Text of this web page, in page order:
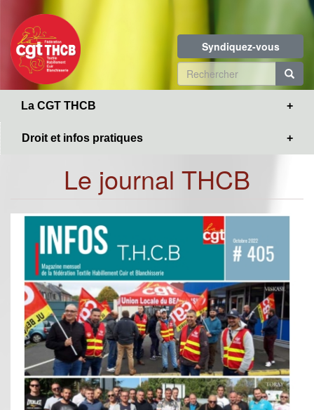
contenu
principal
Syndiquez-vous
Formulaire
de
La CGT THCB
Droit et infos pratiques
Le journal THCB